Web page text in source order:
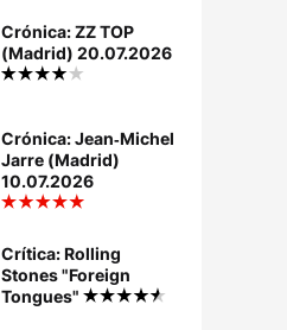
Crónica: ZZ TOP
(Madrid) 20.07.2026
Crónica: Jean‐Michel
Jarre (Madrid)
10.07.2026
Crítica: Rolling
Stones "Foreign
Tongues"